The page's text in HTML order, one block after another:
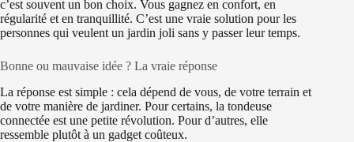
c’est souvent un bon choix. Vous gagnez en confort, en
régularité et en tranquillité. C’est une vraie solution pour les
personnes qui veulent un jardin joli sans y passer leur temps.
Bonne ou mauvaise idée ? La vraie réponse
La réponse est simple : cela dépend de vous, de votre terrain et
de votre manière de jardiner. Pour certains, la tondeuse
connectée est une petite révolution. Pour d’autres, elle
ressemble plutôt à un gadget coûteux.